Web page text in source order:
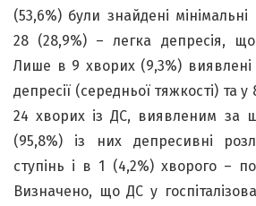
(53,6%) були знайдені
28 (28,9%) – легка депресія,
Лише в 9 хворих (9,3%)
депресії (середньої тяжкості) та у
24 хворих із ДС, виявленим за
(95,8%) із них депресивні
ступінь і в 1 (4,2%) хворого –
Визначено, що ДС у